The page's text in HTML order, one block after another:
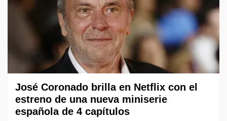
José Coronado brilla en Netflix con el
estreno de una nueva miniserie
española de 4 capítulos